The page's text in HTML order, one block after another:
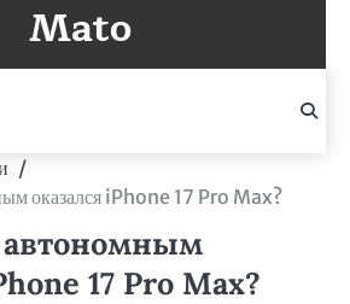
Mato
оказался iPhone 17 Pro Max?
автономным
17 Pro Max?